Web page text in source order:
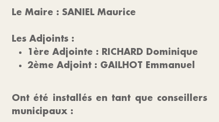
Le Maire : SANIEL Maurice
Les Adjoints :
1ère Adjointe : RICHARD Dominique
2ème Adjoint : GAILHOT Emmanuel
Ont été installés en tant que conseillers
municipaux :